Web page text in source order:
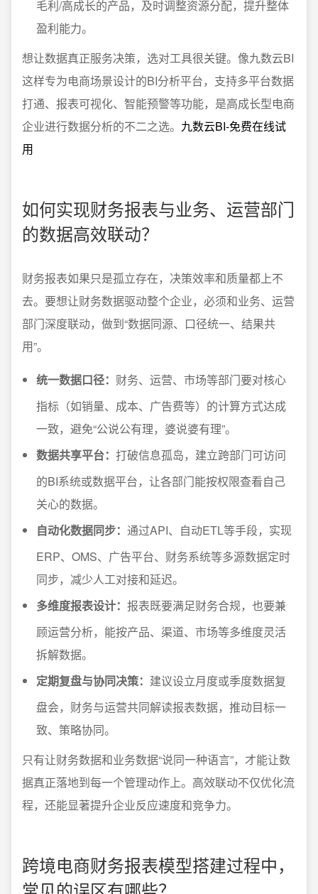
毛利/高成长的产品，及时调整资源分配，提升整体
盈利能力。
想让数据真正服务决策，选对工具很关键。像九数云BI
这样专为电商场景设计的BI分析平台，支持多平台数据
打通、报表可视化、智能预警等功能，是高成长型电商
企业进行数据分析的不二之选。 九数云BI-免费在线试
用
如何实现财务报表与业务、运营部门
的数据高效联动？
财务报表如果只是孤立存在，决策效率和质量都上不
去。要想让财务数据驱动整个企业，必须和业务、运营
部门深度联动，做到“数据同源、口径统一、结果共
用”。
统一数据口径： 财务、运营、市场等部门要对核心
指标（如销量、成本、广告费等）的计算方式达成
一致，避免“公说公有理，婆说婆有理”。
数据共享平台： 打破信息孤岛，建立跨部门可访问
的BI系统或数据平台，让各部门能按权限查看自己
关心的数据。
自动化数据同步： 通过API、自动ETL等手段，实现
ERP、OMS、广告平台、财务系统等多源数据定时
同步，减少人工对接和延迟。
多维度报表设计： 报表既要满足财务合规，也要兼
顾运营分析，能按产品、渠道、市场等多维度灵活
拆解数据。
定期复盘与协同决策： 建议设立月度或季度数据复
盘会，财务与运营共同解读报表数据，推动目标一
致、策略协同。
只有让财务数据和业务数据“说同一种语言”，才能让数
据真正落地到每一个管理动作上。高效联动不仅优化流
程，还能显著提升企业反应速度和竞争力。
跨境电商财务报表模型搭建过程中，